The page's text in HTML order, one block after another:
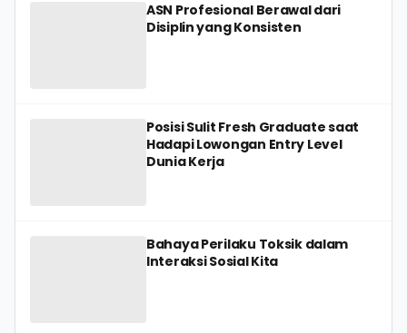
ASN Profesional Berawal dari
Disiplin yang Konsisten
Posisi Sulit Fresh Graduate saat
Hadapi Lowongan Entry Level
Dunia Kerja
Bahaya Perilaku Toksik dalam
Interaksi Sosial Kita